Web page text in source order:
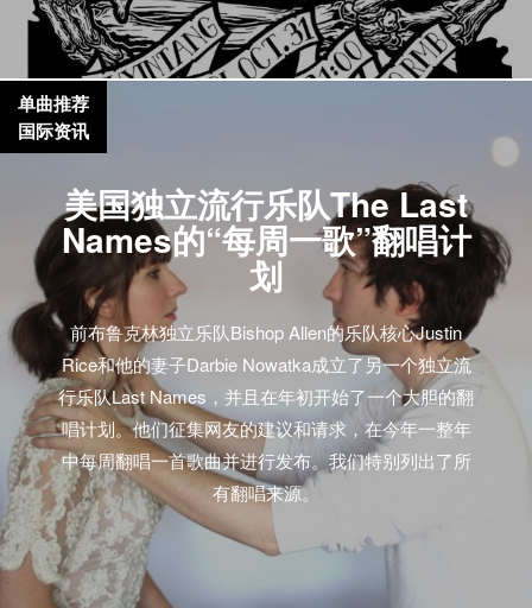
美国独立流行乐队The Last
Names的“每周一歌”翻唱计
划
前布鲁克林独立乐队Bishop Allen的乐队核心Justin
Rice和他的妻子Darbie Nowatka成立了另一个独立流
行乐队Last Names，并且在年初开始了一个大胆的翻
唱计划。他们征集网友的建议和请求，在今年一整年
中每周翻唱一首歌曲并进行发布。我们特别列出了所
有翻唱来源。
单曲推荐
国际资讯